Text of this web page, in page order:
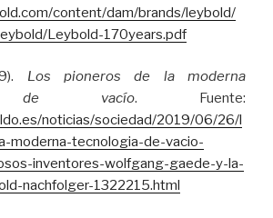
content/dam/brands/leybold/
Leybold-170years.pdf
Los pioneros de la moderna
de vacío. Fuente:
noticias/sociedad/2019/06/26/l
moderna-tecnologia-de-vacio-
inventores-wolfgang-gaede-y-la-
nachfolger-1322215.html